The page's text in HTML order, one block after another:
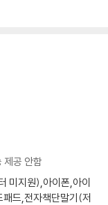
제공 안함
미지원),아이폰,아이
드,전자책단말기(저